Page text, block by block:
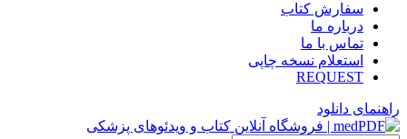
سفارش کتاب
درباره ما
تماس با ما
استعلام نسخه چاپی
REQUEST
راهنمای دانلود